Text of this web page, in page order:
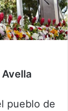
pueblo de